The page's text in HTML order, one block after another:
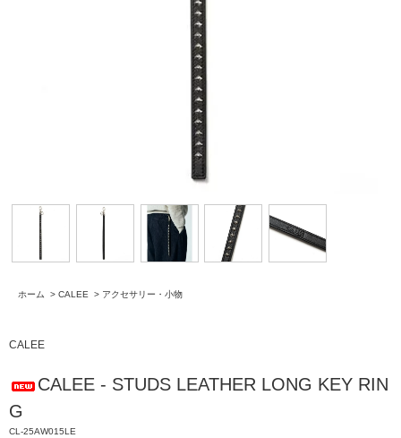
ホーム > CALEE > アクセサリー・小物
CALEE
CALEE - STUDS LEATHER LONG KEY RIN
G
CL-25AW015LE